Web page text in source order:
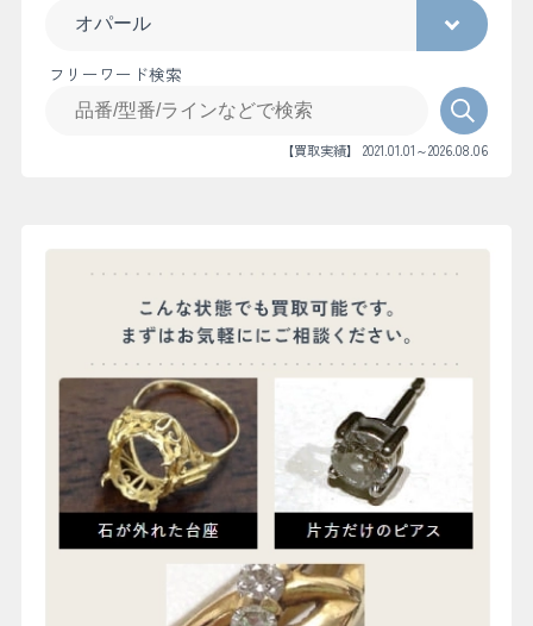
フリーワード検索
【買取実績】 2021.01.01～2026.08.06